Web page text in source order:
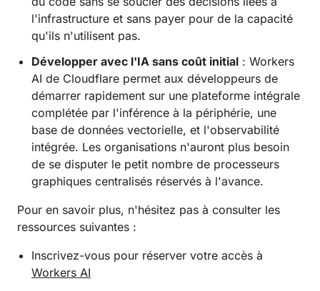
l'infrastructure et sans payer pour de la capacité
qu'ils n'utilisent pas.
Développer avec l'IA sans coût initial : Workers
AI de Cloudflare permet aux développeurs de
démarrer rapidement sur une plateforme intégrale
complétée par l'inférence à la périphérie, une
base de données vectorielle, et l'observabilité
intégrée. Les organisations n'auront plus besoin
de se disputer le petit nombre de processeurs
graphiques centralisés réservés à l'avance.
Pour en savoir plus, n'hésitez pas à consulter les
ressources suivantes :
Inscrivez-vous pour réserver votre accès à
Workers AI